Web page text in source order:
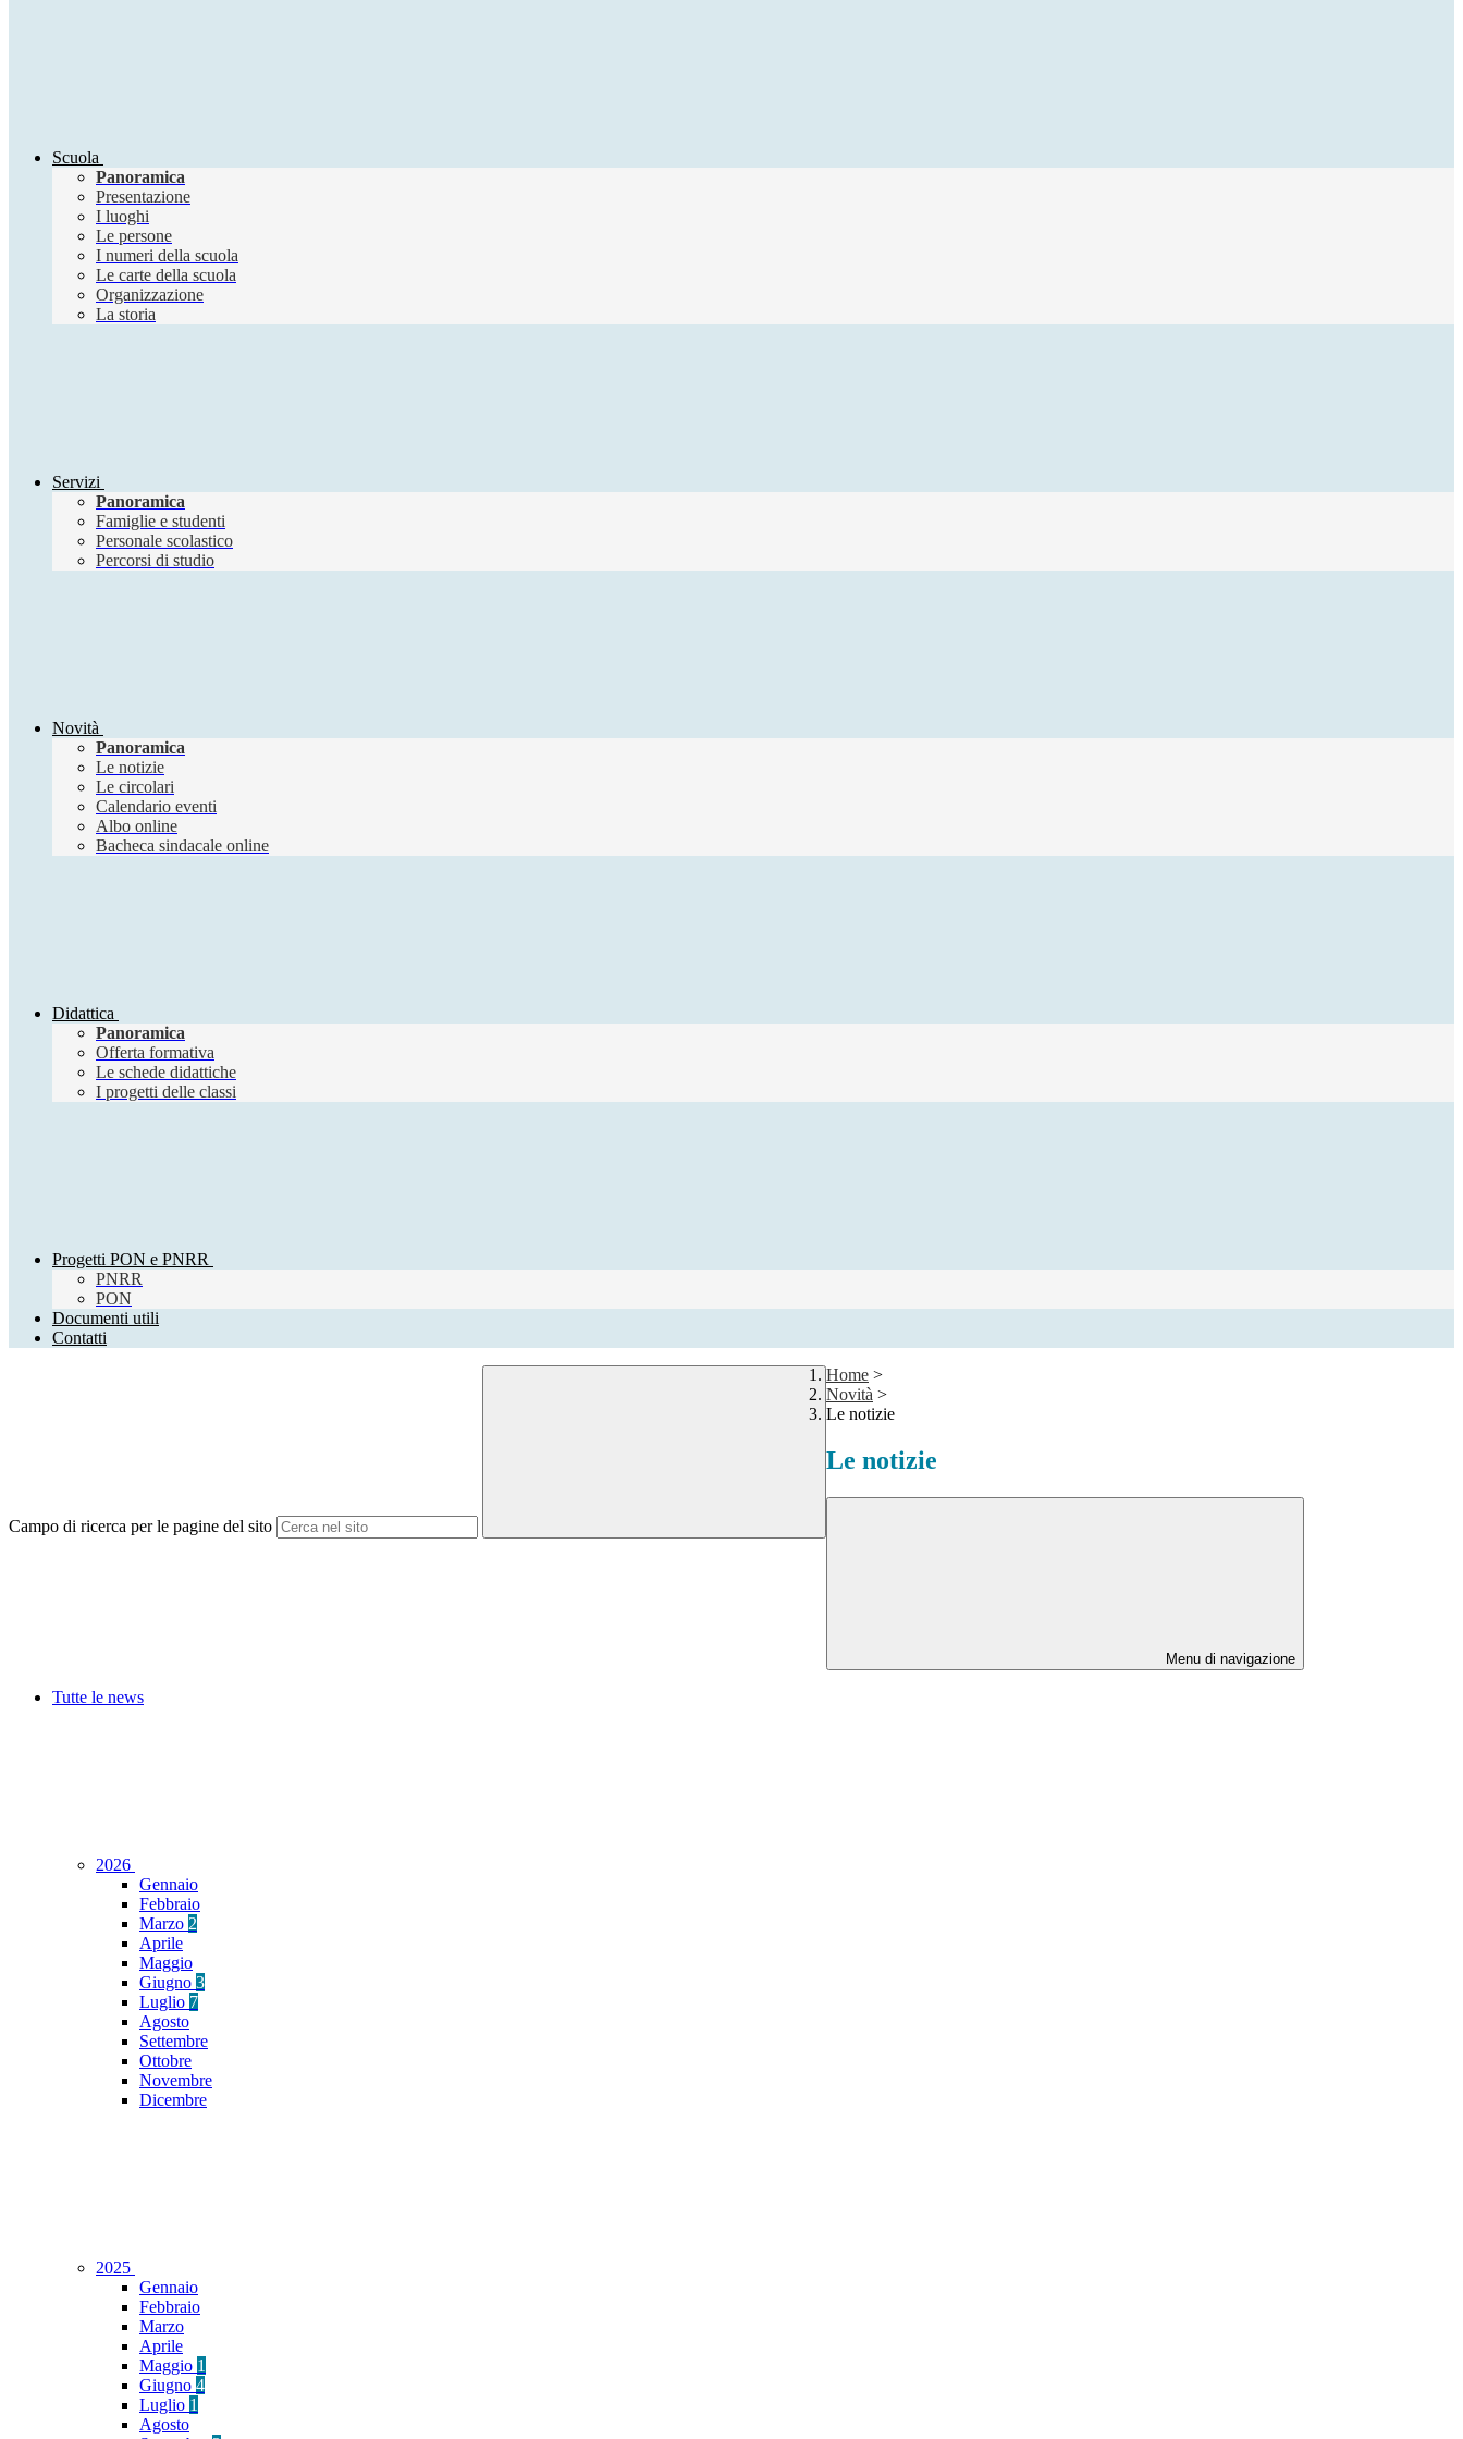
Scuola
Panoramica
Presentazione
I luoghi
Le persone
I numeri della scuola
Le carte della scuola
Organizzazione
La storia
Servizi
Panoramica
Famiglie e studenti
Personale scolastico
Percorsi di studio
Novità
Panoramica
Le notizie
Le circolari
Calendario eventi
Albo online
Bacheca sindacale online
Didattica
Panoramica
Offerta formativa
Le schede didattiche
I progetti delle classi
Progetti PON e PNRR
PNRR
PON
Documenti utili
Contatti
Campo di ricerca per le pagine del sito
Home >
Novità >
Le notizie
Le notizie
Menu di navigazione
Tutte le news
2026
Gennaio
Febbraio
Marzo 2
Aprile
Maggio
Giugno 3
Luglio 7
Agosto
Settembre
Ottobre
Novembre
Dicembre
2025
Gennaio
Febbraio
Marzo
Aprile
Maggio 1
Giugno 4
Luglio 1
Agosto